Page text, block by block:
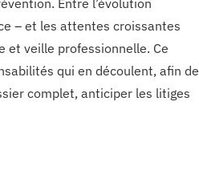
– et les attentes croissantes
et veille professionnelle. Ce
qui en découlent, afin de
complet, anticiper les litiges